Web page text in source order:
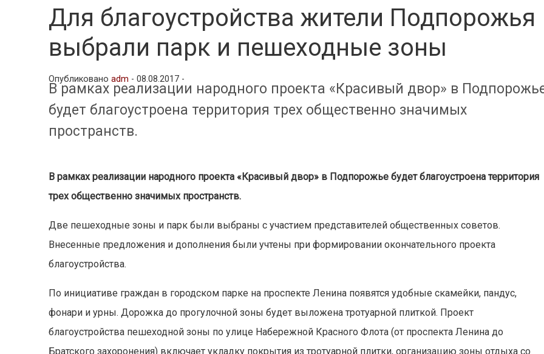
Для благоустройства жители Подпорожья
выбрали парк и пешеходные зоны
Опубликованоadm -08.08.2017 -
В рамках реализации народного проекта «Красивый двор» в
будет благоустроена территория трех общественно значимых
пространств.
В рамках реализации народного проекта «Красивый двор» в Подпорожье будет благоустроена территория
трех общественно значимых пространств.
Две пешеходные зоны и парк были выбраны с участием представителей общественных советов.
Внесенные предложения и дополнения были учтены при формировании окончательного проекта
благоустройства.
По инициативе граждан в городском парке на проспекте Ленина появятся удобные скамейки, пандус,
фонари и урны. Дорожка до прогулочной зоны будет выложена тротуарной плиткой. Проект
благоустройства пешеходной зоны по улице Набережной Красного Флота (от проспекта Ленина до
Братского захоронения) включает укладку покрытия из тротуарной плитки, организацию зоны отдыха со